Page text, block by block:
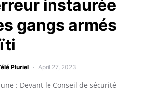
instaurée
gangs armés
Pluriel April 27, 2023
: Devant le Conseil de sécurité